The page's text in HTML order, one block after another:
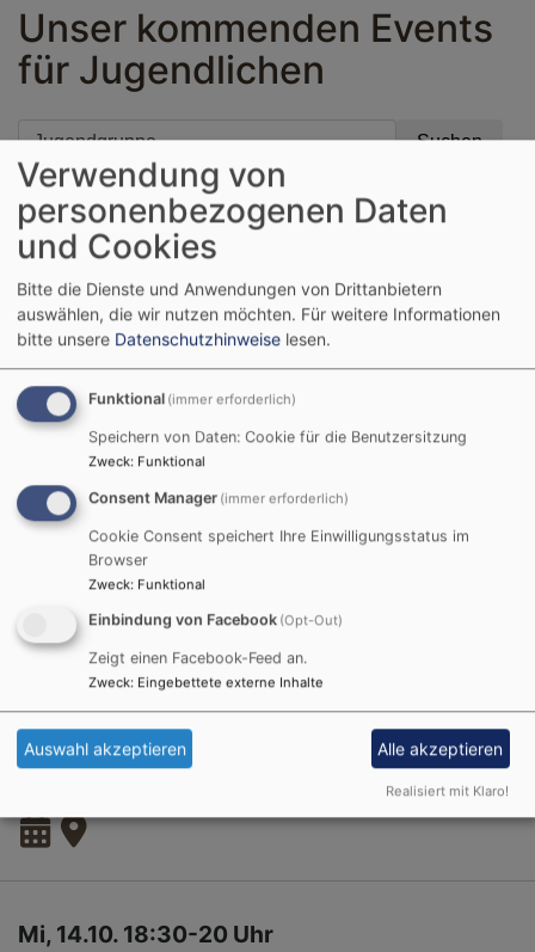
Unser kommenden Events
für Jugendlichen
Erweiterter Filter
Mi, 16.9. 18:30-20 Uhr
Jugendgruppe
"freeze und play"
Buchloe Dietrich-Bonhoeffer Gemeindehaus Buchloe
Mi, 30.9. 18:30-20 Uhr
Jugendgruppe
"Kochen"
Di, 13.10. 16 Uhr
Team Jugendgruppe
Mi, 14.10. 18:30-20 Uhr
Verwendung von
personenbezogenen Daten
und Cookies
Bitte die Dienste und Anwendungen von Drittanbietern
auswählen, die wir nutzen möchten. Für weitere Informationen
bitte unsere Datenschutzhinweise lesen.
Funktional (immer erforderlich)
Speichern von Daten: Cookie für die Benutzersitzung
Zweck: Funktional
Consent Manager (immer erforderlich)
Cookie Consent speichert Ihre Einwilligungsstatus im
Browser
Zweck: Funktional
Einbindung von Facebook (Opt-Out)
Zeigt einen Facebook-Feed an.
Zweck: Eingebettete externe Inhalte
Auswahl akzeptieren Alle akzeptieren
Realisiert mit Klaro!